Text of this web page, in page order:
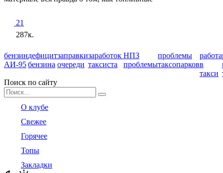
21
287к.
бензин
АИ-95
дефицит
бензина
заправки
очереди
заработок
таксиста
НПЗ
проблемы
проблемы
таксопарков
работа
в
такси
Поиск по сайту
Search
for:
О клубе
Свежее
Горячее
Топы
Закладки